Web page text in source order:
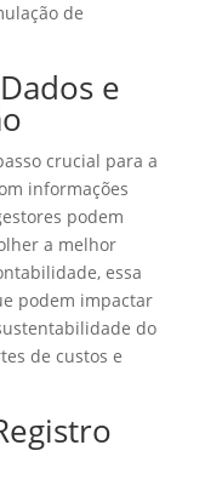
de
e
crucial para a
informações
podem
a melhor
essa
podem impactar
do
de custos e